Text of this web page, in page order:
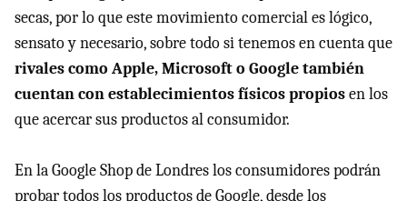
secas, por lo que este movimiento comercial es lógico,
sensato y necesario, sobre todo si tenemos en cuenta que
rivales como Apple, Microsoft o Google también
cuentan con establecimientos físicos propiosen los
que acercar sus productos al consumidor.
En la Google Shop de Londres los consumidores podrán
probar todos los productos de Google, desde los